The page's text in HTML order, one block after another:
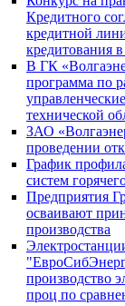
Кредитного
кредитной
кредитования
В ГК
программа по
технической
ЗАО
проведении
График
систем
Предприятия
осваивают
производства
производство
проц по